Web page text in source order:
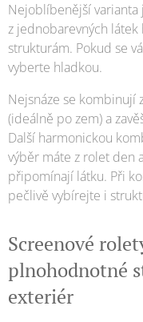
Nejoblíbenější varianta
z jednobarevných látek
strukturám. Pokud se
vyberte hladkou.
Nejsnáze se kombinují
(ideálně po zem) a
Další harmonickou
výběr máte z rolet den
připomínají látku. Při
pečlivě vybírejte i
Screenové
plnohodnotné
exteriér